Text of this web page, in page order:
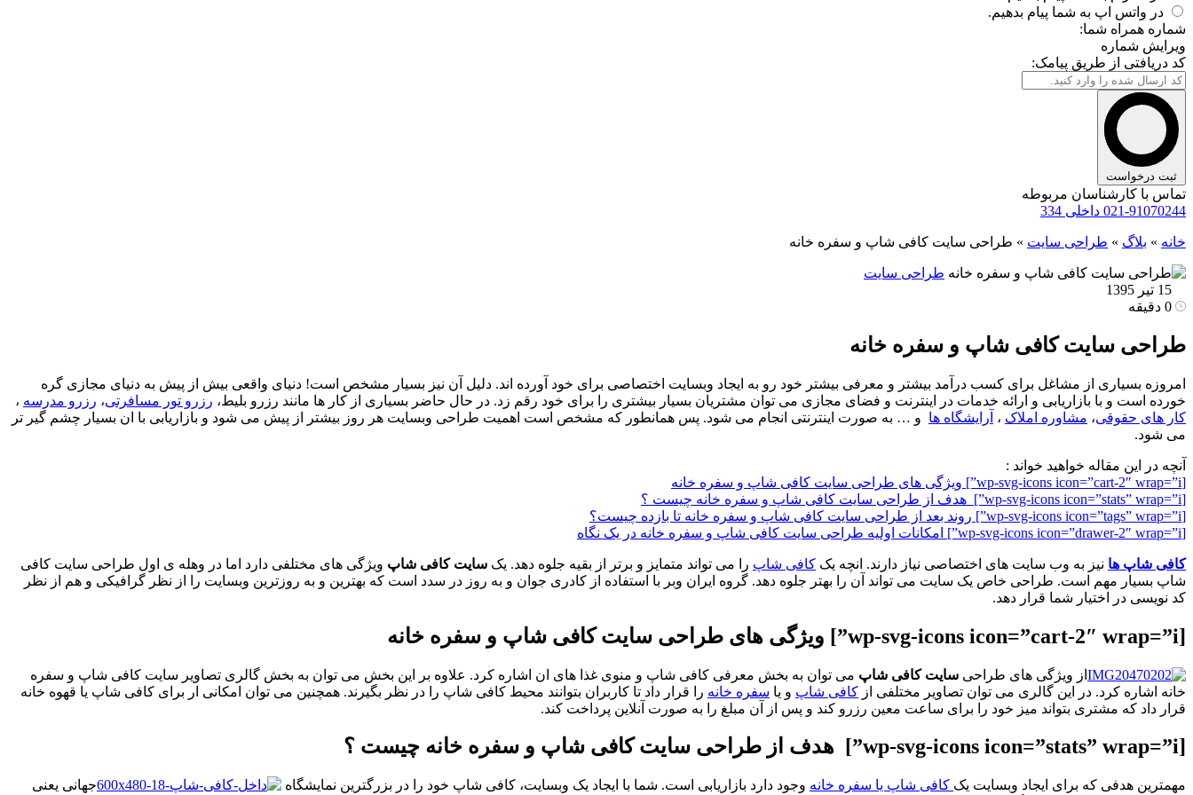
در واتس اپ به شما پیام بدهیم.
شماره همراه شما:
ویرایش شماره
کد دریافتی از طریق پیامک:
ثبت درخواست
تماس با کارشناسان مربوطه
021-91070244 داخلی 334
خانه » بلاگ » طراحی سایت » طراحی سایت کافی شاپ و سفره خانه
طراحی سایت
15 تیر 1395
طراحی سایت کافی شاپ و سفره خانه
امروزه بسیاری از مشاغل برای کسب درآمد بیشتر و معرفی بیشتر خود رو به ایجاد وبسایت اختصاصی برای خود آورده اند. دلیل آن نیز بسیار مشخص است! دنیای واقعی بیش از پیش به دنیای مجازی گره
خورده است و با بازاریابی و ارائه خدمات در اینترنت و فضای مجازی می توان مشتریان بسیار بیشتری را برای خود رقم زد. در حال حاضر بسیاری از کار ها مانند رزرو بلیط، رزرو تور مسافرتی، رزرو مدرسه ،
کار های حقوقی، مشاوره املاک ، آرایشگاه ها و … به صورت اینترنتی انجام می شود. پس همانطور که مشخص است اهمیت طراحی وبسایت هر روز بیشتر از پیش می شود و بازاریابی با ان بسیار چشم گیر تر
می شود.
آنچه در این مقاله خواهید خواند :
[wp-svg-icons icon=”cart-2″ wrap=”i”] ویژگی های طراحی سایت کافی شاپ و سفره خانه
[wp-svg-icons icon=”stats” wrap=”i”] هدف از طراحی سایت کافی شاپ و سفره خانه چیست ؟
[wp-svg-icons icon=”tags” wrap=”i”] روند بعد از طراحی سایت کافی شاپ و سفره خانه تا بازده چیست؟
[wp-svg-icons icon=”drawer-2″ wrap=”i”] امکانات اولیه طراحی سایت کافی شاپ و سفره خانه در یک نگاه
کافی شاپ ها نیز به وب سایت های اختصاصی نیاز دارند. انچه یک کافی شاپ را می تواند متمایز و برتر از بقیه جلوه دهد. یک سایت کافی شاپ ویژگی های مختلفی دارد اما در وهله ی اول طراحی سایت کافی
شاپ بسیار مهم است. طراحی خاص یک سایت می تواند آن را بهتر جلوه دهد. گروه ایران وبر با استفاده از کادری جوان و به روز در سدد است که بهترین و به روزترین وبسایت را از نظر گرافیکی و هم از نظر
کد نویسی در اختیار شما قرار دهد.
[wp-svg-icons icon=”cart-2″ wrap=”i”] ویژگی های طراحی سایت کافی شاپ و سفره خانه
از ویژگی های طراحی سایت کافی شاپ می توان به بخش معرفی کافی شاپ و منوی غذا های ان اشاره کرد. علاوه بر این بخش می توان به بخش گالری تصاویر سایت کافی شاپ و سفره
خانه اشاره کرد. در این گالری می توان تصاویر مختلفی از کافی شاپ و یا سفره خانه را قرار داد تا کاربران بتوانند محیط کافی شاپ را در نظر بگیرند. همچنین می توان امکانی ار برای کافی شاپ یا قهوه خانه
قرار داد که مشتری بتواند میز خود را برای ساعت معین رزرو کند و پس از آن مبلغ را به صورت آنلاین پرداخت کند.
[wp-svg-icons icon=”stats” wrap=”i”] هدف از طراحی سایت کافی شاپ و سفره خانه چیست ؟
مهمترین هدفی که برای ایجاد وبسایت یک کافی شاپ یا سفره خانه وجود دارد بازاریابی است. شما با ایجاد یک وبسایت، کافی شاپ خود را در بزرگترین نمایشگاه
جهانی یعنی